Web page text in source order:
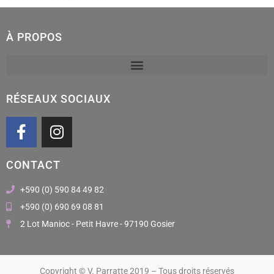
À PROPOS
RÉSEAUX SOCIAUX
F
a
e
b
o
o
k
I
n
t
a
g
r
a
CONTACT
+590 (0) 590 84 49 82
+590 (0) 690 69 08 81
2 Lot Manioc - Petit Havre - 97190 Gosier
Copyright © V. Parratte 2019 – Tous droits réservés